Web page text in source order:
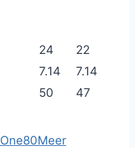
24
22
7.14
7.14
50 47
One80Meer